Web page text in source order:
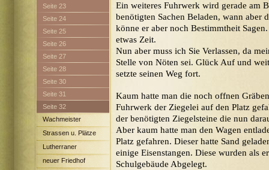
Seite 23
Seite 24
Seite 25
Seite 26
Seite 27
Seite 28
Seite 30
Seite 31
Seite 32
Wachmeister
Strassen u. Plätze
Lutherraner
neuer Friedhof
Ein weiteres Fuhrwerk wird gerade am
benötigten Sachen Beladen, wann aber
könne er aber noch Bestimmtheit
etwas Zeit.
Nun aber muss ich Sie Verlassen, da
Stelle von Nöten sei. Glück Auf und
setzte seinen Weg fort.
Kaum hatte man die noch offnen
Fuhrwerk der Ziegelei auf den Platz
der benötigten Ziegelsteine die nun
Aber kaum hatte man den Wagen
Platz gefahren. Dieser hatte Sand
einige Eisenstangen. Diese wurden als
Schulgebäude Abgelegt.